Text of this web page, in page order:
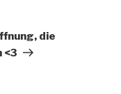
die
<3